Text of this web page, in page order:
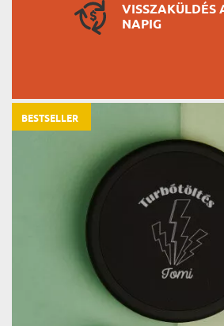
VISSZAKÜLDÉS
NAPIG
BESTSELLER